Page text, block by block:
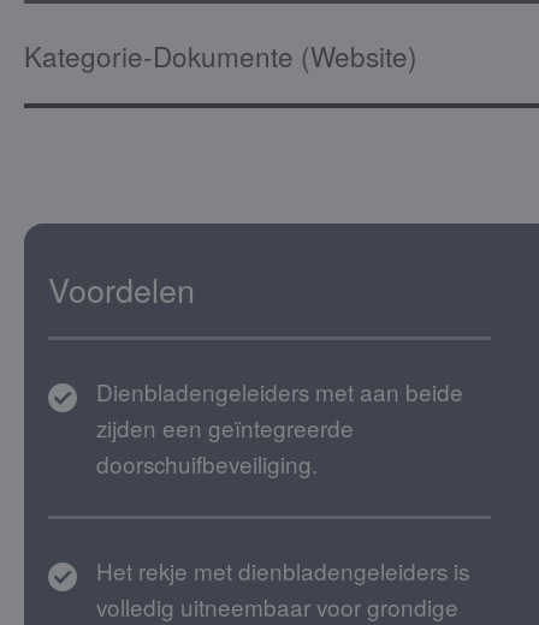
Kategorie-Dokumente (Website)
Voordelen
Dienbladengeleiders met aan beide
zijden een geïntegreerde
doorschuifbeveiliging.
Het rekje met dienbladengeleiders is
volledig uitneembaar voor grondige